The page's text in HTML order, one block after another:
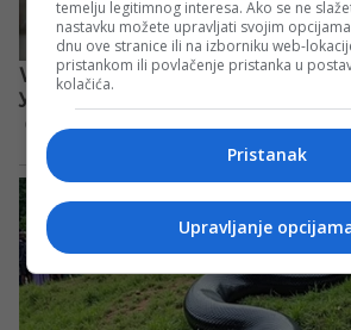
temelju legitimnog interesa. Ako se ne
nastavku možete upravljati svojim
dnu ove stranice ili na izborniku web-
pristankom ili povlačenje pristanka u
kolačića.
Pristanak
Upravljanje